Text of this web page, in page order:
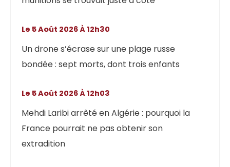
Un drone s’écrase sur une plage russe
bondée : sept morts, dont trois enfants
Le 5 Août 2026 À 12h30
Mehdi Laribi arrêté en Algérie : pourquoi la
France pourrait ne pas obtenir son
extradition
Le 5 Août 2026 À 12h03